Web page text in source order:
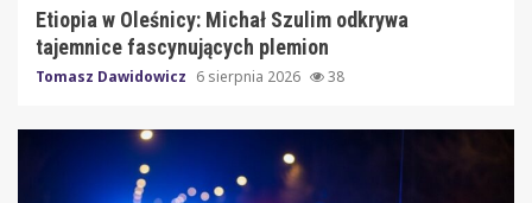
Etiopia w Oleśnicy: Michał Szulim odkrywa
tajemnice fascynujących plemion
Tomasz Dawidowicz 6 sierpnia 2026 38